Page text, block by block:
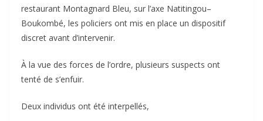
restaurant Montagnard Bleu, sur l’axe Natitingou–
Boukombé, les policiers ont mis en place un dispositif
discret avant d’intervenir.
À la vue des forces de l’ordre, plusieurs suspects ont
tenté de s’enfuir.
Deux individus ont été interpellés,